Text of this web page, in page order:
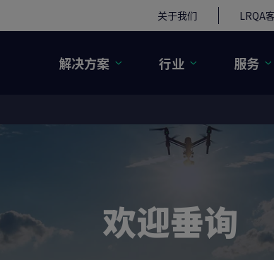
关于我们 LRQA
解决方案 行业 服务
欢迎垂询